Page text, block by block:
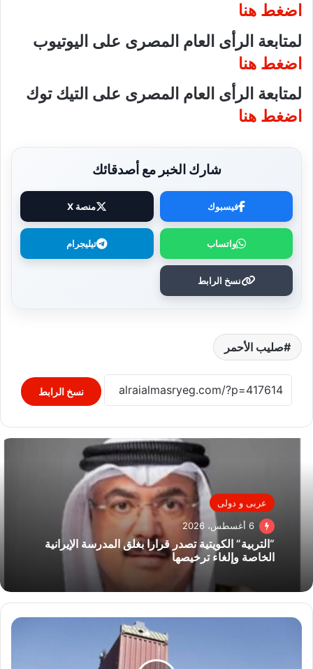
اضغط هنا
لمتابعة الرأى العام المصرى على اليوتيوب
اضغط هنا
لمتابعة الرأى العام المصرى على التيك توك
اضغط هنا
شارك الخبر مع أصدقائك
فيسبوك منصة X
واتساب تيليجرام
نسخ الرابط
صليب الأحمر
نسخ الرابط
عربى و دولى
6 أغسطس، 2026
“التربية” الكويتية تصدر قرارا بغلق المدرسة الإيرانية
الخاصة وإلغاء ترخيصها
الصين